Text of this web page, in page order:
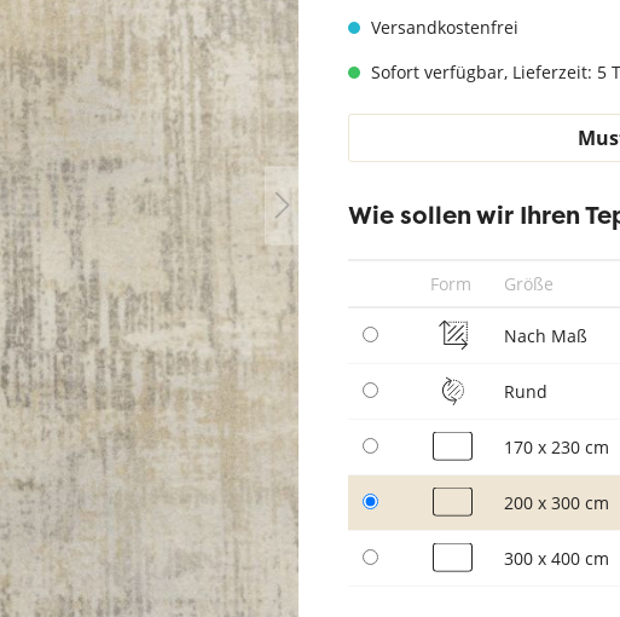
Teppich TaupeVersandkostenfrei
Sofort verfügbar, Lieferzeit: 5
Wie sollen wir Ihren
Form Größe
Nach Maß
Rund
170 x 230 cm
200 x 300 cm
300 x 400 cm